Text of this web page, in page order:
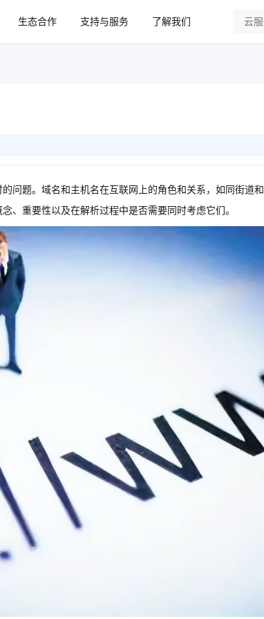
生态合作 支持与服务 了解我们
问题。域名和主机名在互联网上的角色和关系，如同街道
、重要性以及在解析过程中是否需要同时考虑它们。